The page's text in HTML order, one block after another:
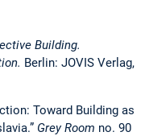
Building.
Berlin: JOVIS Verlag,
Toward Building as
Grey Room no. 90